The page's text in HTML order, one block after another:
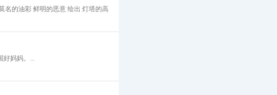
名的油彩 鲜明的恶意 绘出 灯塔的高
好妈妈。...